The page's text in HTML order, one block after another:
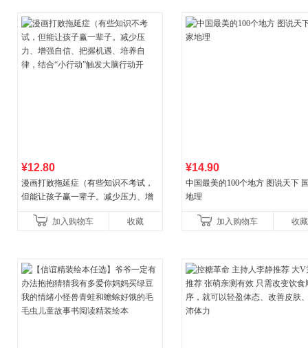
¥12.80
漫画打败拖延症（有些知识不考试，
但能让孩子赢一辈子。减少压力、增
合“小行动”触发大脑行动开
加入购物车 收藏
¥14.90
中国最美的100个地方 图说天下
地理
加入购物车 收藏